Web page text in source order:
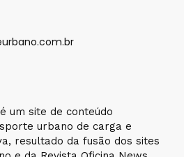
um site de conteúdo
urbano de carga e
resultado da fusão dos sites